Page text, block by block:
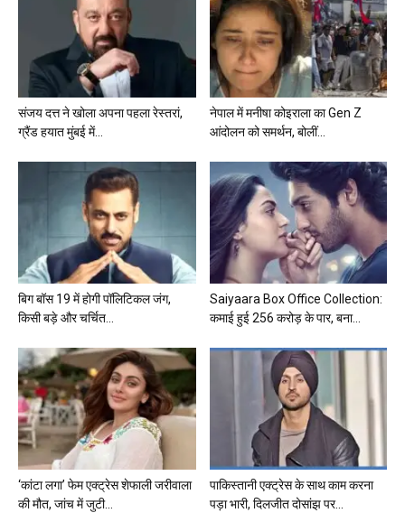
संजय दत्त ने खोला अपना पहला रेस्तरां,
ग्रैंड हयात मुंबई में...
नेपाल में मनीषा कोइराला का Gen Z
आंदोलन को समर्थन, बोलीं...
बिग बॉस 19 में होगी पॉलिटिकल जंग,
किसी बड़े और चर्चित...
Saiyaara Box Office Collection:
कमाई हुई 256 करोड़ के पार, बना...
‘कांटा लगा’ फेम एक्ट्रेस शेफाली जरीवाला
की मौत, जांच में जुटी...
पाकिस्तानी एक्ट्रेस के साथ काम करना
पड़ा भारी, दिलजीत दोसांझ पर...